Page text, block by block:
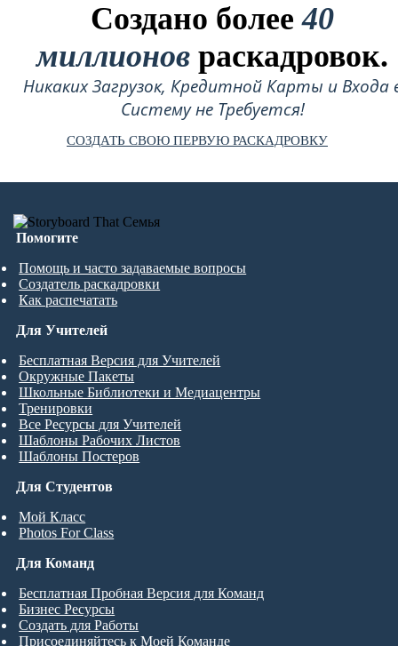
Создано более40
миллионов раскадровок.
Никаких Загрузок, Кредитной Карты и Входа
Систему не Требуется!
СОЗДАТЬ СВОЮ ПЕРВУЮ РАСКАДРОВКУ
Помогите
Помощь и часто задаваемые вопросы
Создатель раскадровки
Как распечатать
Для Студентов
Мой Класс
Photos For Class
Для Учителей
Бесплатная Версия для Учителей
Окружные Пакеты
Школьные Библиотеки и Медиацентры
Тренировки
Все Ресурсы для Учителей
Шаблоны Рабочих Листов
Шаблоны Постеров
Для Команд
Бесплатная Пробная Версия для Команд
Бизнес Ресурсы
Создать для Работы
Присоединяйтесь к Моей Команде